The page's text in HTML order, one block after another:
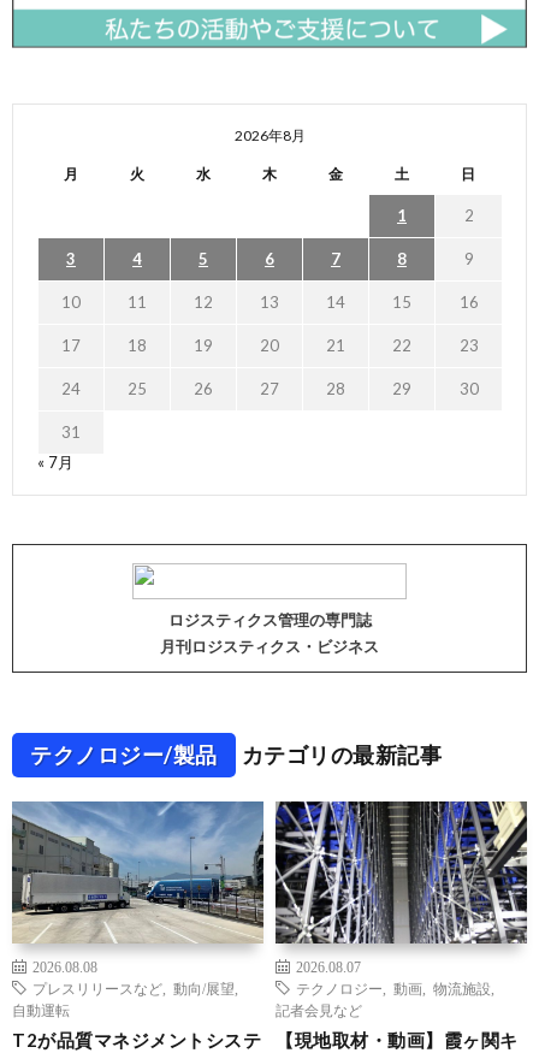
2026年8月
月 火 水 木 金 土 日
1 2
3 4 5 6 7 8 9
10 11 12 13 14 15 16
17 18 19 20 21 22 23
24 25 26 27 28 29 30
31
« 7月
ロジスティクス管理の専門誌
月刊ロジスティクス・ビジネス
テクノロジー/製品 カテゴリの最新記事
2026.08.08
プレスリリースなど
動向/展望
自動運転
T2が品質マネジメントシステ
2026.08.07
テクノロジー
動画 物流施設
記者会見など
【現地取材・動画】霞ヶ関キ